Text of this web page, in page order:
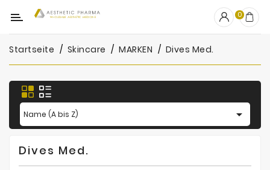
Kategorie
OUTLET
Fillers
Biostimulatoren
Mesotherapie
Peelings
0
Startseite Skincare MARKEN Dives Med.
Name (A bis Z) 
Dives Med.